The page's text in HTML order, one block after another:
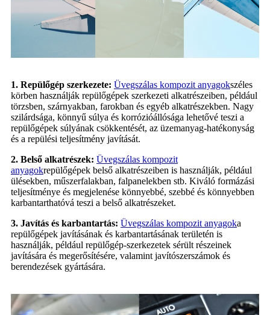
1. Repülőgép szerkezete: Üvegszálas kompozit anyagokszéles
körben használják repülőgépek szerkezeti alkatrészeiben, például
törzsben, szárnyakban, farokban és egyéb alkatrészekben. Nagy
szilárdsága, könnyű súlya és korrózióállósága lehetővé teszi a
repülőgépek súlyának csökkentését, az üzemanyag-hatékonyság
és a repülési teljesítmény javítását.
2. Belső alkatrészek: Üvegszálas kompozit
anyagokrepülőgépek belső alkatrészeiben is használják, például
ülésekben, műszerfalakban, falpanelekben stb. Kiváló formázási
teljesítménye és megjelenése könnyebbé, szebbé és könnyebben
karbantarthatóvá teszi a belső alkatrészeket.
3. Javítás és karbantartás: Üvegszálas kompozit anyagoka
repülőgépek javításának és karbantartásának területén is
használják, például repülőgép-szerkezetek sérült részeinek
javítására és megerősítésére, valamint javítószerszámok és
berendezések gyártására.